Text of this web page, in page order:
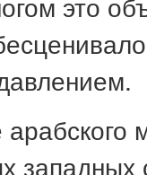
западных